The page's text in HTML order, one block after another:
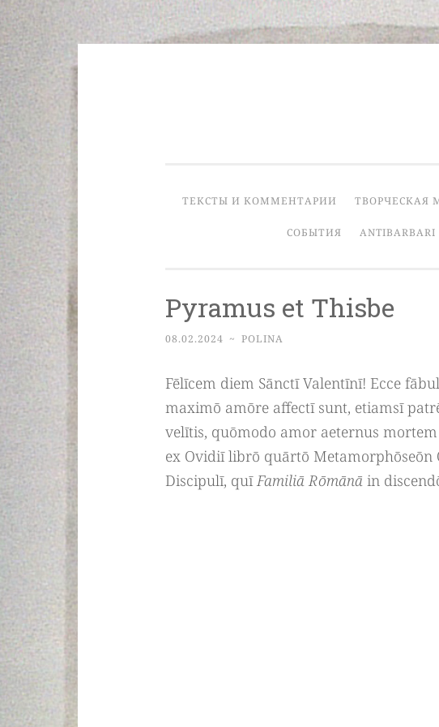
ТЕКСТЫ И КОММЕНТАРИИ ТВОРЧЕСКАЯ
СОБЫТИЯ ANTIBARBARI
Pyramus et Thisbe
08.02.2024 ~ POLINA
Fēlīcem diem Sānctī Valentīnī! Ecce
maximō amōre affectī sunt, etiamsī
velītis, quōmodo amor aeternus
ex Ovidiī librō quārtō Metamorphōseōn
Discipulī, quīFamiliā Rōmānāin